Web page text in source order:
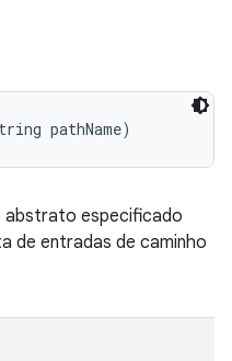
pathName)
abstrato especificado
de entradas de caminho